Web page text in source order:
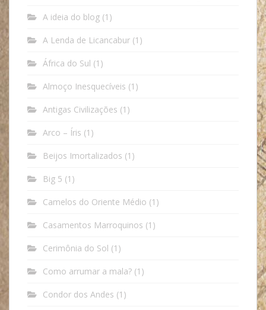
A ideia do blog (1)
A Lenda de Licancabur (1)
África do Sul (1)
Almoço Inesquecíveis (1)
Antigas Civilizações (1)
Arco – Íris (1)
Beijos Imortalizados (1)
Big 5 (1)
Camelos do Oriente Médio (1)
Casamentos Marroquinos (1)
Cerimônia do Sol (1)
Como arrumar a mala? (1)
Condor dos Andes (1)